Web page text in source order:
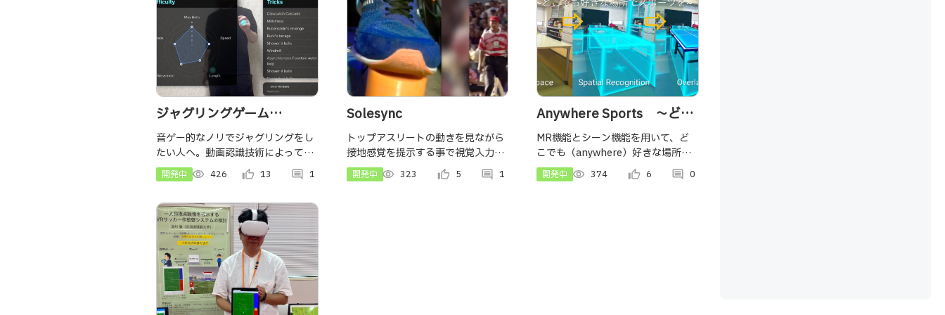
ジャグリングゲーム
「JUGGLE (ジャグル)」
音ゲー的なノリでジャグリングをし
たい人へ。動画認識技術によってカ
メラインプットのみからジャグリン
グの技を判定するゲームです。ジェ
開発中 visibility 426 thumb_up_alt 13 comment 1
Solesync
トップアスリートの動きを見ながら
接地感覚を提示する事で視覚入力か
ら想起される運動感覚を増幅する装
置。
開発中 visibility 323 thumb_up_alt 5 comment 1
Anywhere Sports ～どこ
でも好きな場所でMRでスポ
ーツを～
MR機能とシーン機能を用いて、ど
こでも（anywhere）好きな場所
で、周囲の環境とのインタラクショ
ン要素を含んだスポーツ（sports）
開発中 visibility 374 thumb_up_alt 6 comment 0